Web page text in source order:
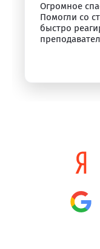
Огромное
Помогли со
быстро